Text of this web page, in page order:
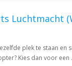
Luchtmacht
plek te staan en
Kies dan voor een